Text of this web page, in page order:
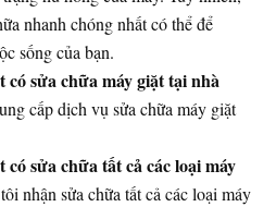
nhanh chóng nhất có thể để
sống của bạn.
sửa chữa máy giặt tại nhà
cấp dịch vụ sửa chữa máy giặt
sửa chữa tất cả các loại máy
nhận sửa chữa tất cả các loại máy